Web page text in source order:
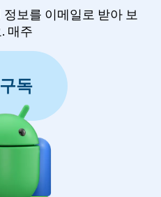
보를 이메일로 받아 보
매주
구독